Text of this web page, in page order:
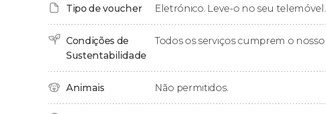
Retirada
contato com você para informar o ponto exato de retirada.
Tipo de voucher Eletrónico. Leve-o no seu telemóvel.
Condições de
Sustentabilidade
Todos os serviços cumprem o nosso
Animais Não permitidos.